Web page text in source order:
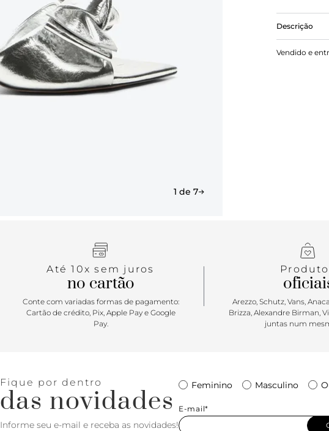
1 de 7
Descrição
Tamanco
sofisticada
Vendido e
Até 10x sem juros
no cartão
Conte com variadas formas de pagamento:
Cartão de crédito, Pix, Apple Pay e Google
Pay.
Arezzo, Schutz, Vans,
Brizza, Alexandre Birman,
juntas num
Fique por dentro
das novidades
Informe seu e-mail e receba as novidades!
Feminino Masculino
E-mail*